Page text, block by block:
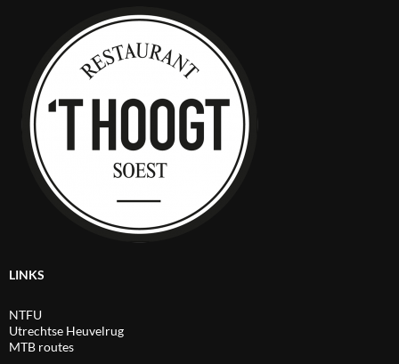
LINKS
NTFU
Utrechtse Heuvelrug
MTB routes